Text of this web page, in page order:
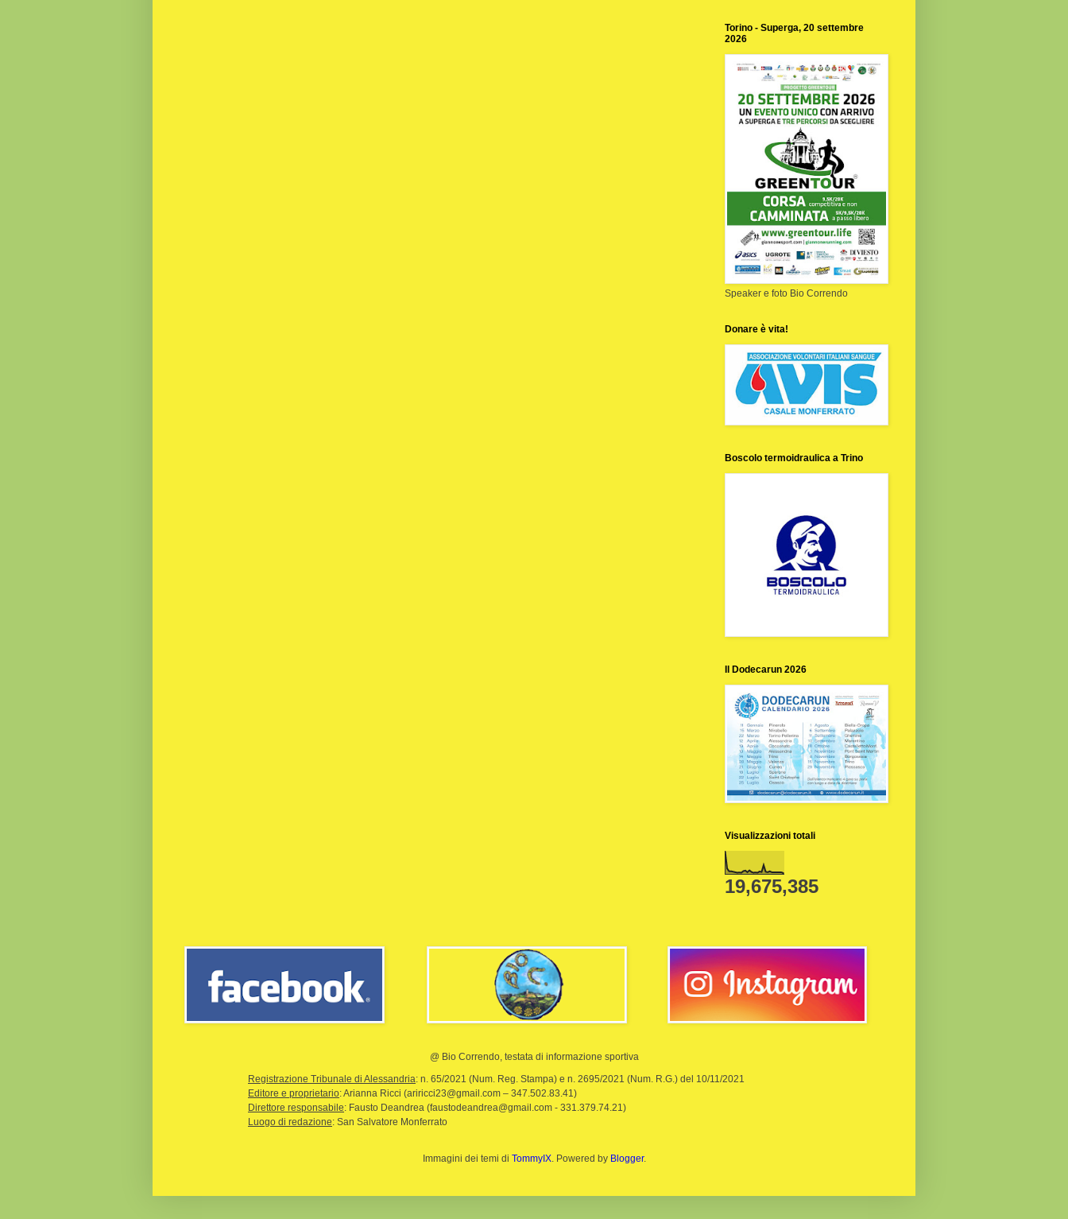
Torino - Superga, 20 settembre
2026
Speaker e foto Bio Correndo
Donare è vita!
Boscolo termoidraulica a Trino
Il Dodecarun 2026
Visualizzazioni totali
19,675,385
@ Bio Correndo, testata di informazione sportiva
Registrazione Tribunale di Alessandria: n. 65/2021 (Num. Reg. Stampa) e n. 2695/2021 (Num. R.G.) del 10/11/2021
Editore e proprietario: Arianna Ricci (ariricci23@gmail.com – 347.502.83.41)
Direttore responsabile: Fausto Deandrea (faustodeandrea@gmail.com - 331.379.74.21)
Luogo di redazione: San Salvatore Monferrato
Immagini dei temi di TommyIX. Powered by Blogger.